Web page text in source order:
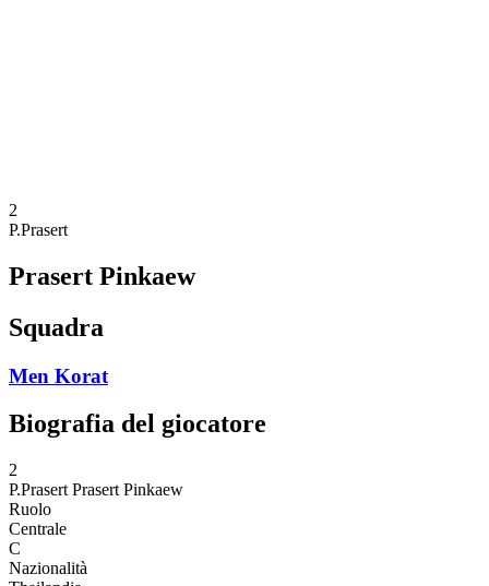
2
P.Prasert
Prasert Pinkaew
Squadra
Men Korat
Biografia del giocatore
2
P.Prasert Prasert Pinkaew
Ruolo
Centrale
C
Nazionalità